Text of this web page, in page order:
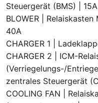
Steuergerät (BMS) | 15A
BLOWER |
40A
CHARGER 1 |
CHARGER 2 | ICM-
(Verriegelungs-/
zentrales Steuergerät
COOLING FAN |